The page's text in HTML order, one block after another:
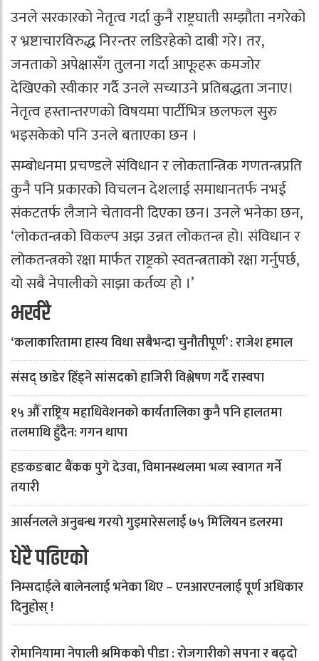
उनले सरकारको नेतृत्व गर्दा कुनै राष्ट्रघाती सम्झौता नगरेको
र भ्रष्टाचारविरुद्ध निरन्तर लडिरहेको दाबी गरे। तर,
जनताको अपेक्षासँग तुलना गर्दा आफूहरू कमजोर
देखिएको स्वीकार गर्दै उनले सच्याउने प्रतिबद्धता जनाए।
नेतृत्व हस्तान्तरणको विषयमा पार्टीभित्र छलफल सुरु
भइसकेको पनि उनले बताएका छन ।
सम्बोधनमा प्रचण्डले संविधान र लोकतान्त्रिक गणतन्त्रप्रति
कुनै पनि प्रकारको विचलन देशलाई समाधानतर्फ नभई
संकटतर्फ लैजाने चेतावनी दिएका छन। उनले भनेका छन,
‘लोकतन्त्रको विकल्प अझ उन्नत लोकतन्त्र हो। संविधान र
लोकतन्त्रको रक्षा मार्फत राष्ट्रको स्वतन्त्रताको रक्षा गर्नुपर्छ,
यो सबै नेपालीको साझा कर्तव्य हो ।’
भर्खरै
‘कलाकारितामा हास्य विधा सबैभन्दा चुनौतीपूर्ण’ : राजेश हमाल
संसद् छाडेर हिँड्ने सांसदको हाजिरी विश्लेषण गर्दै रास्वपा
१५ औँ राष्ट्रिय महाधिवेशनको कार्यतालिका कुनै पनि हालतमा
तलमाथि हुँदैन: गगन थापा
हङकङबाट बैंकक पुगे देउवा, विमानस्थलमा भव्य स्वागत गर्ने
तयारी
आर्सनलले अनुबन्ध गरयाे गुइमारेसलाई ७५ मिलियन डलरमा
धेरै पढिएको
निम्सदाईले बालेनलाई भनेका थिए – एनआरएनलाई पूर्ण अधिकार
दिनुहोस् !
रोमानियामा नेपाली श्रमिकको पीडा : रोजगारीको सपना र बढ्दो